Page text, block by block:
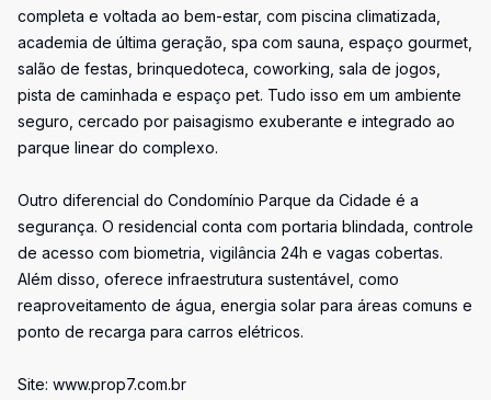
completa e voltada ao bem-estar, com piscina climatizada,
academia de última geração, spa com sauna, espaço gourmet,
salão de festas, brinquedoteca, coworking, sala de jogos,
pista de caminhada e espaço pet. Tudo isso em um ambiente
seguro, cercado por paisagismo exuberante e integrado ao
parque linear do complexo.
Outro diferencial do Condomínio Parque da Cidade é a
segurança. O residencial conta com portaria blindada, controle
de acesso com biometria, vigilância 24h e vagas cobertas.
Além disso, oferece infraestrutura sustentável, como
reaproveitamento de água, energia solar para áreas comuns e
ponto de recarga para carros elétricos.
Site: www.prop7.com.br